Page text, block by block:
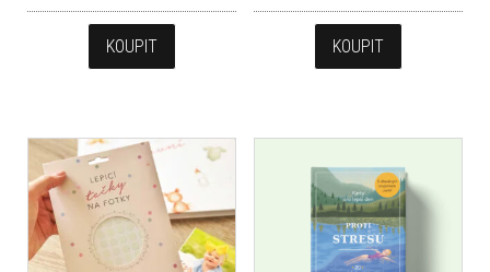
KOUPIT KOUPIT